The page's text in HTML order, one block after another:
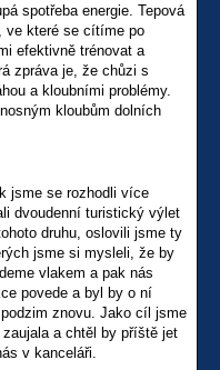
spotřeba energie. Tepová
ve které se cítíme po
efektivně trénovat a
zpráva je, že chůzi s
a kloubními problémy.
kloubům dolních
jsme se rozhodli více
dvoudenní turistický výlet
druhu, oslovili jsme ty
jsme si mysleli, že by
vlakem a pak nás
povede a byl by o ní
znovu. Jako cíl jsme
a chtěl by příště jet
v kanceláři.